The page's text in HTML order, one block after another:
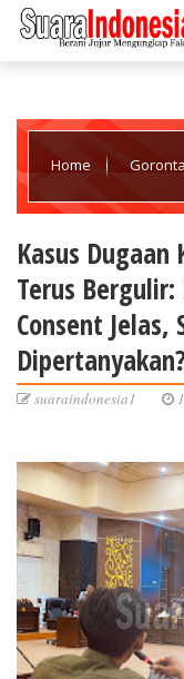
Home
Sanksi Hukum
Kasus
Terus
Consent Jelas,
Dipertanyakan?
suaraindonesia1